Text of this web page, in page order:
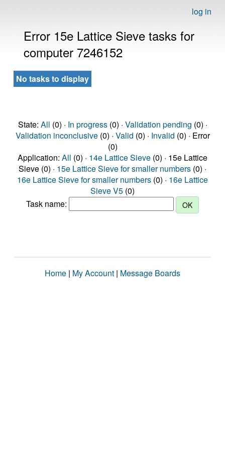
log in
Error 15e Lattice Sieve tasks for
computer 7246152
No tasks to display
State: All (0) · In progress(0) · Validation pending (0) ·
Validation inconclusive(0) · Valid (0) · Invalid (0) · Error
(0)
Application: All (0) · 14e Lattice Sieve (0) · 15e Lattice
Sieve (0) · 15e Lattice Sieve for smaller numbers (0) ·
16e Lattice Sieve for smaller numbers (0) · 16e Lattice
Sieve V5 (0)
Task name:
Home | My Account | Message Boards